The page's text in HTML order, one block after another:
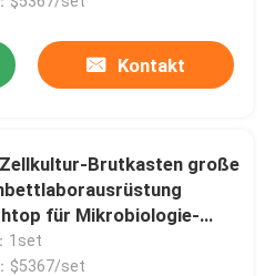
Kontakt
Zellkultur-Brutkasten große
für Mikrobiologie-
1set
$5367/set